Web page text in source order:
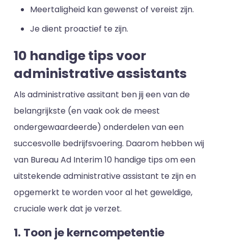
Meertaligheid kan gewenst of vereist zijn.
Je dient proactief te zijn.
10 handige tips voor
administrative assistants
Als administrative assitant ben jij een van de
belangrijkste (en vaak ook de meest
ondergewaardeerde) onderdelen van een
succesvolle bedrijfsvoering. Daarom hebben wij
van Bureau Ad Interim 10 handige tips om een
uitstekende administrative assistant te zijn en
opgemerkt te worden voor al het geweldige,
cruciale werk dat je verzet.
1. Toon je kerncompetentie